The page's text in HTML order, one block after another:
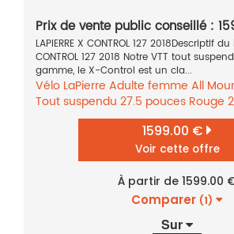
Prix de vente public conseillé :
LAPIERRE X CONTROL 127 2018Descriptif du
CONTROL 127 2018 Notre VTT tout
gamme, le X-Control est un cla...
Vélo LaPierre Adulte femme All
Tout suspendu 27.5 pouces Rouge
1599.00 €
Voir cette offre
À partir de 1599.00
Comparer (1)
Sur